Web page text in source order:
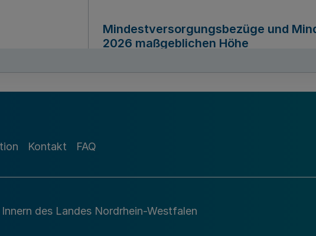
Mindestversorgungsbezüge und
2026 maßgeblichen Höhe
Richtlinie zur Durchführung des
Kontakt FAQ
des Landes Nordrhein-Westfalen